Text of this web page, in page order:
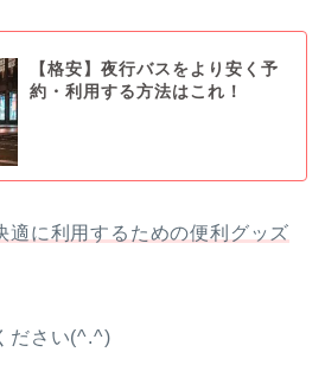
【格安】夜行バスをより安く予
約・利用する方法はこれ！
適に利用するための便利グッズ
ださい(^.^)